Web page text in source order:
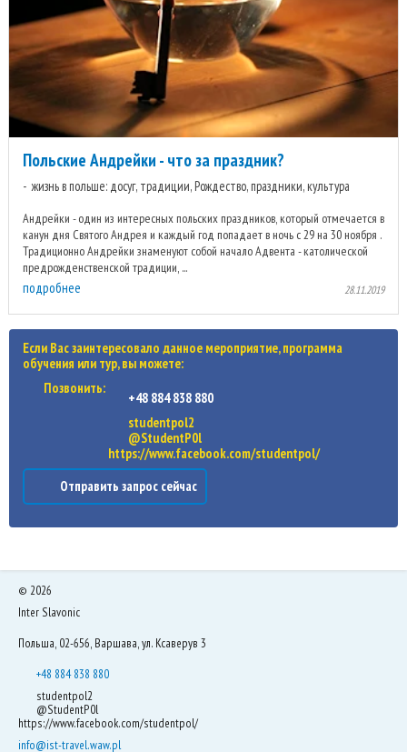
Польские Андрейки - что за праздник?
жизнь в польше: досуг, традиции, Рождество, праздники, культура
Андрейки - один из интересных польских праздников, который отмечается в
канун дня Святого Андрея и каждый год попадает в ночь с 29 на 30 ноября .
Традиционно Андрейки знаменуют собой начало Адвента - католической
предрожденственской традиции, ...
подробнее 28.11.2019
Если Вас заинтересовало данное мероприятие, программа
обучения или тур, вы можете:
Позвонить:
+48 884 838 880
studentpol2
@StudentP0l
https://www.facebook.com/studentpol/
Отправить запрос сейчас
© 2026
Inter Slavonic
Польша, 02-656, Варшава, ул. Ксаверув 3
+48 884 838 880
studentpol2
@StudentP0l
https://www.facebook.com/studentpol/
info@ist-travel.waw.pl